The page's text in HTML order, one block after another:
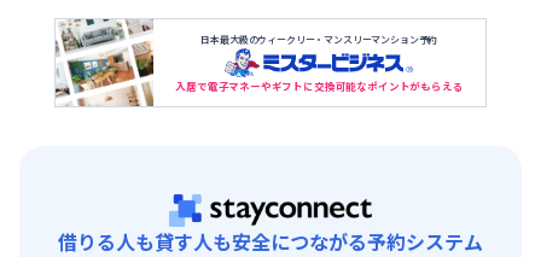
日本最大級のウィークリー・マンスリーマンション予約
入居で電子マネーやギフトに交換可能なポイントがもらえる
借りる人も貸す人も安全につながる予約システム